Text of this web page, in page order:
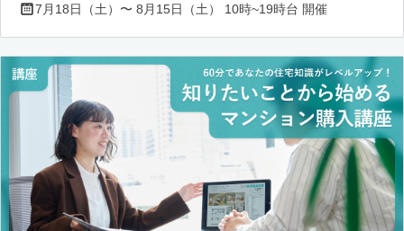
7月18日（土）〜 8月15日（土） 10時~19時台 開催